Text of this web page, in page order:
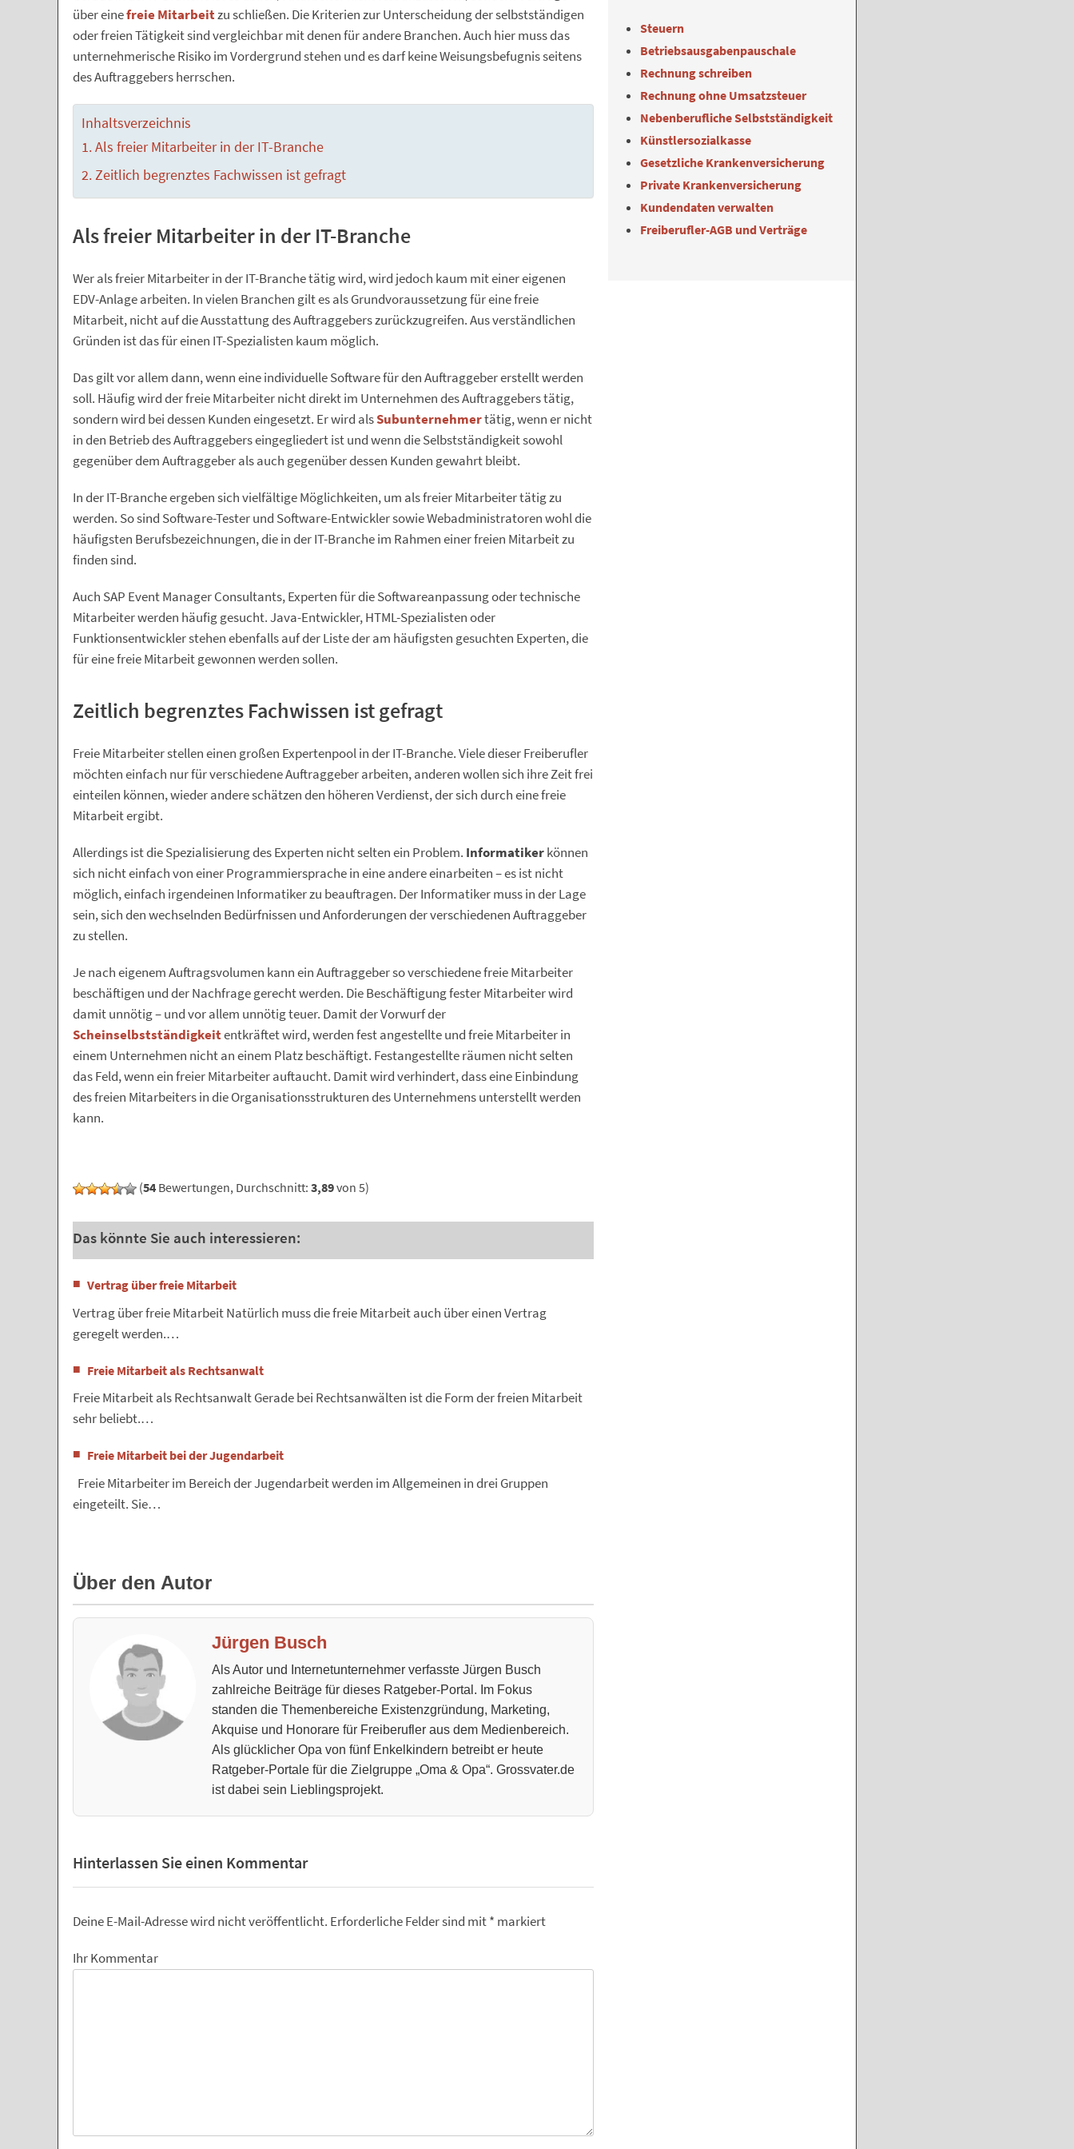
über einefreie Mitarbeitzu schließen. Die Kriterien zur Unterscheidung der selbstständigen
oder freien Tätigkeit sind vergleichbar mit denen für andere Branchen. Auch hier muss das
unternehmerische Risiko im Vordergrund stehen und es darf keine Weisungsbefugnis seitens
des Auftraggebers herrschen.
Inhaltsverzeichnis
Als freier Mitarbeiter in der IT-Branche
Zeitlich begrenztes Fachwissen ist gefragt
Als freier Mitarbeiter in der IT-Branche
Wer als freier Mitarbeiter in der IT-Branche tätig wird, wird jedoch kaum mit einer eigenen
EDV-Anlage arbeiten. In vielen Branchen gilt es als Grundvoraussetzung für eine freie
Mitarbeit, nicht auf die Ausstattung des Auftraggebers zurückzugreifen. Aus verständlichen
Gründen ist das für einen IT-Spezialisten kaum möglich.
Das gilt vor allem dann, wenn eine individuelle Software für den Auftraggeber erstellt werden
soll. Häufig wird der freie Mitarbeiter nicht direkt im Unternehmen des Auftraggebers tätig,
sondern wird bei dessen Kunden eingesetzt. Er wird alsSubunternehmertätig, wenn er nicht
in den Betrieb des Auftraggebers eingegliedert ist und wenn die Selbstständigkeit sowohl
gegenüber dem Auftraggeber als auch gegenüber dessen Kunden gewahrt bleibt.
In der IT-Branche ergeben sich vielfältige Möglichkeiten, um als freier Mitarbeiter tätig zu
werden. So sind Software-Tester und Software-Entwickler sowie Webadministratoren wohl die
häufigsten Berufsbezeichnungen, die in der IT-Branche im Rahmen einer freien Mitarbeit zu
finden sind.
Auch SAP Event Manager Consultants, Experten für die Softwareanpassung oder technische
Mitarbeiter werden häufig gesucht. Java-Entwickler, HTML-Spezialisten oder
Funktionsentwickler stehen ebenfalls auf der Liste der am häufigsten gesuchten Experten, die
für eine freie Mitarbeit gewonnen werden sollen.
Zeitlich begrenztes Fachwissen ist gefragt
Freie Mitarbeiter stellen einen großen Expertenpool in der IT-Branche. Viele dieser Freiberufler
möchten einfach nur für verschiedene Auftraggeber arbeiten, anderen wollen sich ihre Zeit frei
einteilen können, wieder andere schätzen den höheren Verdienst, der sich durch eine freie
Mitarbeit ergibt.
Allerdings ist die Spezialisierung des Experten nicht selten ein Problem. Informatikerkönnen
sich nicht einfach von einer Programmiersprache in eine andere einarbeiten – es ist nicht
möglich, einfach irgendeinen Informatiker zu beauftragen. Der Informatiker muss in der Lage
sein, sich den wechselnden Bedürfnissen und Anforderungen der verschiedenen Auftraggeber
zu stellen.
Je nach eigenem Auftragsvolumen kann ein Auftraggeber so verschiedene freie Mitarbeiter
beschäftigen und der Nachfrage gerecht werden. Die Beschäftigung fester Mitarbeiter wird
damit unnötig – und vor allem unnötig teuer. Damit der Vorwurf der
Scheinselbstständigkeitentkräftet wird, werden fest angestellte und freie Mitarbeiter in
einem Unternehmen nicht an einem Platz beschäftigt. Festangestellte räumen nicht selten
das Feld, wenn ein freier Mitarbeiter auftaucht. Damit wird verhindert, dass eine Einbindung
des freien Mitarbeiters in die Organisationsstrukturen des Unternehmens unterstellt werden
kann.
(54 Bewertungen, Durchschnitt: 3,89von 5)
Das könnte Sie auch interessieren:
Vertrag über freie Mitarbeit
Vertrag über freie Mitarbeit Natürlich muss die freie Mitarbeit auch über einen Vertrag
geregelt werden.…
Freie Mitarbeit als Rechtsanwalt
Freie Mitarbeit als Rechtsanwalt Gerade bei Rechtsanwälten ist die Form der freien Mitarbeit
sehr beliebt.…
Freie Mitarbeit bei der Jugendarbeit
Freie Mitarbeiter im Bereich der Jugendarbeit werden im Allgemeinen in drei Gruppen
eingeteilt. Sie…
Über den Autor
Jürgen Busch
Als Autor und Internetunternehmer verfasste Jürgen Busch
zahlreiche Beiträge für dieses Ratgeber-Portal. Im Fokus
standen die Themenbereiche Existenzgründung, Marketing,
Akquise und Honorare für Freiberufler aus dem Medienbereich.
Als glücklicher Opa von fünf Enkelkindern betreibt er heute
Ratgeber-Portale für die Zielgruppe „Oma & Opa“. Grossvater.de
ist dabei sein Lieblingsprojekt.
Hinterlassen Sie einen Kommentar
Deine E-Mail-Adresse wird nicht veröffentlicht. Erforderliche Felder sind mit* markiert
Ihr Kommentar
Steuern
Betriebsausgabenpauschale
Rechnung schreiben
Rechnung ohne Umsatzsteuer
Nebenberufliche Selbstständigkeit
Künstlersozialkasse
Gesetzliche Krankenversicherung
Private Krankenversicherung
Kundendaten verwalten
Freiberufler-AGB und Verträge